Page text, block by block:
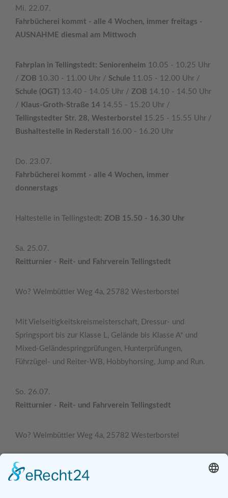
Mi. 22.07.
Fahrbücherei kommt - alle 4 Wochen, immer freitags -
AUSNAHME diesmal am Mittwoch
Fahrplan in Tellingstedt: Seniorenheim 10.05 - 10.25 Uhr
/ ZOB 10.30 - 11.00 Uhr / Schule 11.05 - 12.00 Uhr /
Schule (OGT) 13.40 - 14.05 Uhr / ZOB 14.10 - 14.50 Uhr
/ Klaus-Groth-Straße 14 14.55 - 15.20 Uhr /
Tellingstedter Str. 28, Westerborstel
15.25 - 15.55 Uhr /
Bushaltestelle in Rederstall
16.00 - 16.20 Uhr
Do. 23.07.
Fahrbücherei kommt - alle 4 Wochen, immer
donnerstags
Haltestelle in Tellingstedt: ZOB 15.50 - 16.30 Uhr
Sa. 25.07.
Reitturnier - Reit- und Fahrverein Tellingstedt
Wo? Welmbüttler Weg 4a, 25782 Westerborstel
Mit Vielseitigkeitskreismeisterschaft, Dressur- und
Springsport bis zur Klasse L, Gelände bis Klasse A* und
Mixed-Geländespringprüfungen, Hunterprüfungen,
Führzügel- und Reiter-WB, Hobbyhorsing, Jump and Run.
So. 26.07.
Reitturnier - Reit- und Fahrverein Tellingstedt
Wo? Welmbüttler Weg 4a, 25782 Westerborstel
Mit Vielseitigkeitskreismeisterschaft, Dressur- und
Springsport bis zur Klasse L, Gelände bis Klasse A* und